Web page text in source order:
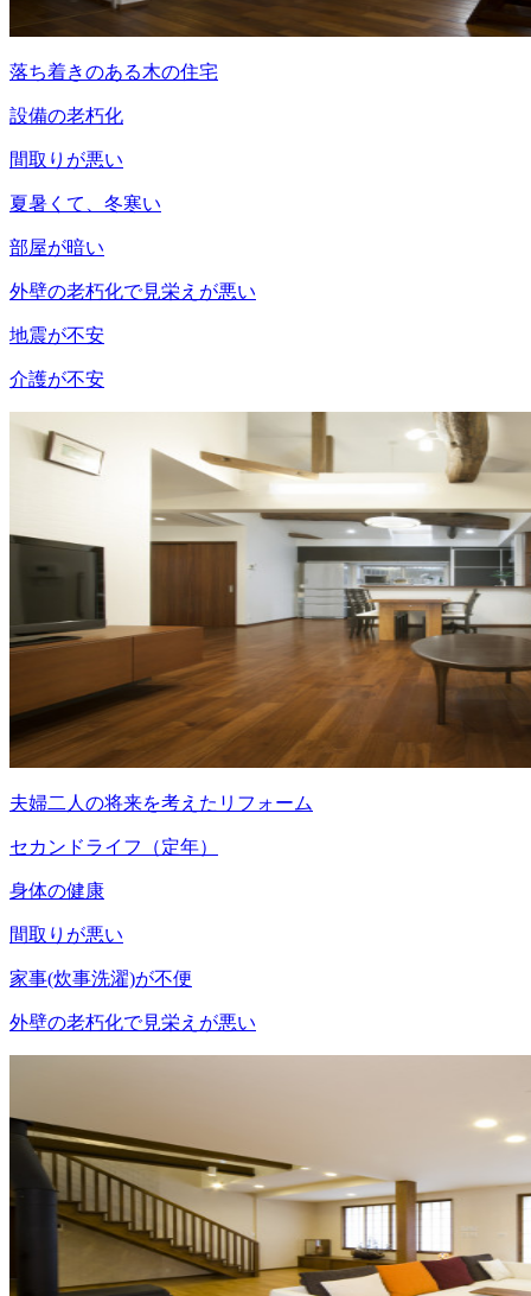
落ち着きのある木の住宅
設備の老朽化
間取りが悪い
夏暑くて、冬寒い
部屋が暗い
外壁の老朽化で見栄えが悪い
地震が不安
介護が不安
夫婦二人の将来を考えたリフォーム
セカンドライフ（定年）
身体の健康
間取りが悪い
家事(炊事洗濯)が不便
外壁の老朽化で見栄えが悪い